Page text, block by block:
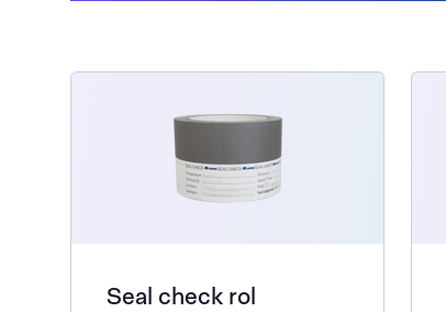
Seal check rol